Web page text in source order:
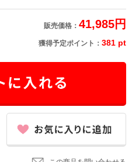
販売価格： 41,985円
獲得予定ポイント： 381 pt